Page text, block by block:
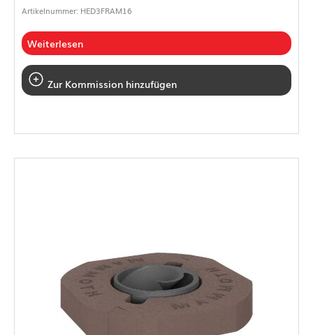
Artikelnummer: HED3FRAM16
Weiterlesen
Zur Kommission hinzufügen